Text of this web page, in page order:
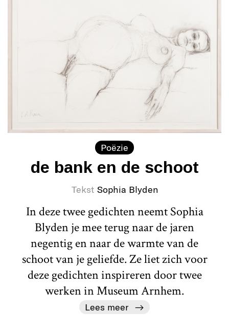
Poëzie
de bank en de schoot
Tekst Sophia Blyden
In deze twee gedichten neemt Sophia
Blyden je mee terug naar de jaren
negentig en naar de warmte van de
schoot van je geliefde. Ze liet zich voor
deze gedichten inspireren door twee
werken in Museum Arnhem.
Lees meer